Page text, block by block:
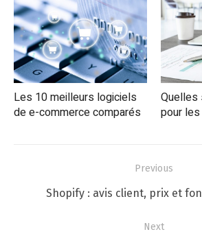
Les 10 meilleurs logiciels
de e-commerce comparés
Quelles
pour
Previous
Previous
Shopify : avis client, prix et
Next